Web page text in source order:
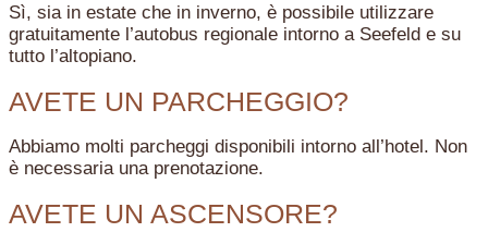
Sì, sia in estate che in inverno, è possibile utilizzare
gratuitamente l’autobus regionale intorno a Seefeld e su
tutto l’altopiano.
AVETE UN PARCHEGGIO?
Abbiamo molti parcheggi disponibili intorno all’hotel. Non
è necessaria una prenotazione.
AVETE UN ASCENSORE?